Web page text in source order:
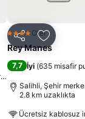
eklePaylaş
4 Yıldız Otel
Rey Manes
7,7 İyi (635 misafir
Salihli, Şehir
2.8 km uzaklıkta